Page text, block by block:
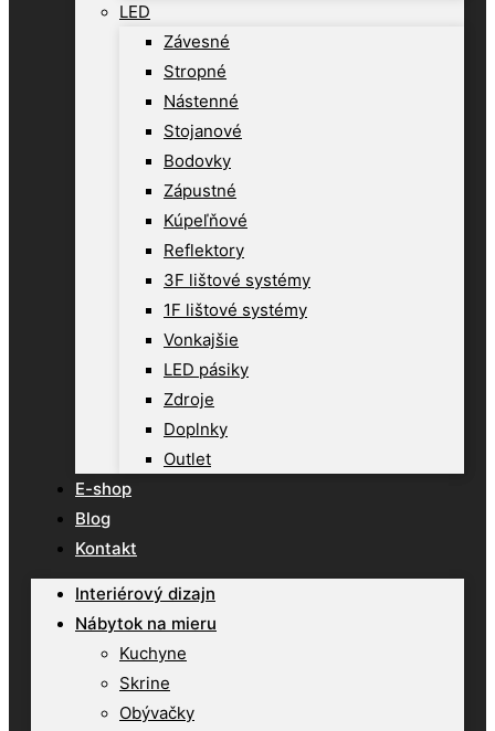
LED
Závesné
Stropné
Nástenné
Stojanové
Bodovky
Zápustné
Kúpeľňové
Reflektory
3F lištové systémy
1F lištové systémy
Vonkajšie
LED pásiky
Zdroje
Doplnky
Outlet
E-shop
Blog
Kontakt
Interiérový dizajn
Nábytok na mieru
Kuchyne
Skrine
Obývačky